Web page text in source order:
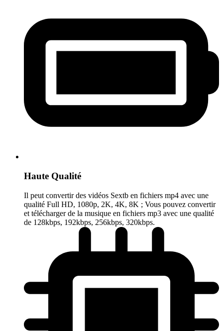
Haute Qualité
Il peut convertir des vidéos Sextb en fichiers mp4 avec une
qualité Full HD, 1080p, 2K, 4K, 8K ; Vous pouvez convertir
et télécharger de la musique en fichiers mp3 avec une qualité
de 128kbps, 192kbps, 256kbps, 320kbps.